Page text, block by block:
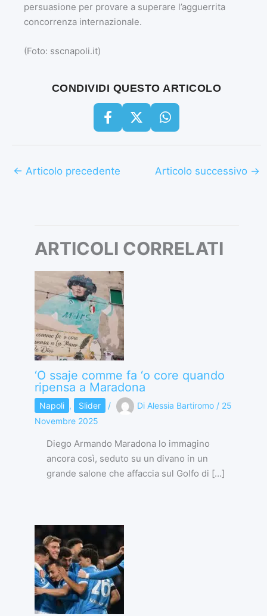
persuasione per provare a superare l’agguerrita
concorrenza internazionale.
(Foto: sscnapoli.it)
CONDIVIDI QUESTO ARTICOLO
← Articolo precedente Articolo successivo →
ARTICOLI CORRELATI
‘O ssaje comme fa ‘o core quando
ripensa a Maradona
Napoli , Slider / Di Alessia Bartiromo / 25
Novembre 2025
Diego Armando Maradona lo immagino
ancora così, seduto su un divano in un
grande salone che affaccia sul Golfo di […]